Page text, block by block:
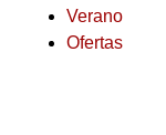
Verano
Ofertas